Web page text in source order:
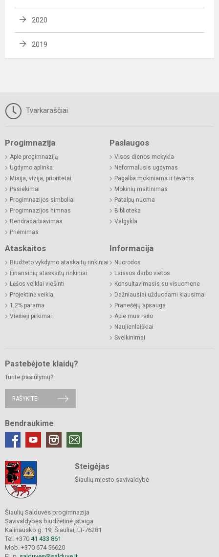
2020
2019
Tvarkaraščiai
Progimnazija
Apie progimnaziją
Ugdymo aplinka
Misija, vizija, prioritetai
Pasiekimai
Progimnazijos simboliai
Progimnazijos himnas
Bendradarbiavimas
Priėmimas
Paslaugos
Visos dienos mokykla
Neformalusis ugdymas
Pagalba mokiniams ir tėvams
Mokinių maitinimas
Patalpų nuoma
Biblioteka
Valgykla
Ataskaitos
Biudžeto vykdymo ataskaitų rinkiniai
Finansinių ataskaitų rinkiniai
Lėšos veiklai viešinti
Projektinė veikla
1,2% parama
Viešieji pirkimai
Informacija
Nuorodos
Laisvos darbo vietos
Konsultavimasis su visuomene
Dažniausiai užduodami klausimai
Pranešėjų apsauga
Apie mus rašo
Naujienlaiškiai
Sveikinimai
Pastebėjote klaidų?
Turite pasiūlymų?
RAŠYKITE
Bendraukime
Steigėjas
Šiaulių miesto savivaldybė
Šiaulių Salduvės progimnazija
Savivaldybės biudžetinė įstaiga
Kalinausko g. 19, Šiauliai, LT-76281
Tel. +370 41 433 861
Mob. +370 674 56620